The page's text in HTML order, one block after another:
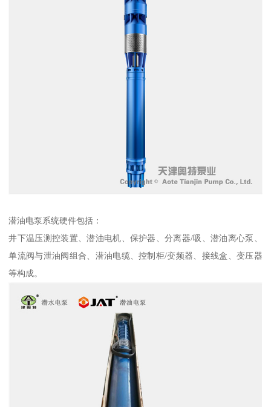
潜油电泵系统硬件包括：
井下温压测控装置、潜油电机、保护器、分离器/吸、潜油离心泵、
单流阀与泄油阀组合、潜油电缆、控制柜/变频器、接线盒、变压器
等构成。